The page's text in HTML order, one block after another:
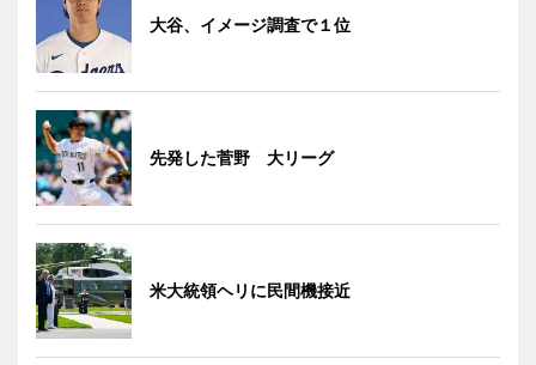
大谷、イメージ調査で１位
先発した菅野 大リーグ
米大統領ヘリに民間機接近